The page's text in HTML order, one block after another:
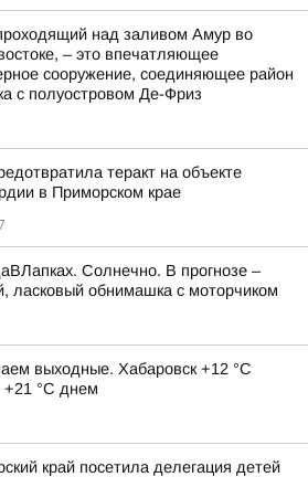
над заливом Амур во
– это впечатляющее
сооружение, соединяющее район
с полуостровом Де-Фриз
теракт на объекте
в Приморском крае
Солнечно. В прогнозе –
ласковый обнимашка с моторчиком
выходные. Хабаровск +12 °C
°C днем
край посетила делегация детей